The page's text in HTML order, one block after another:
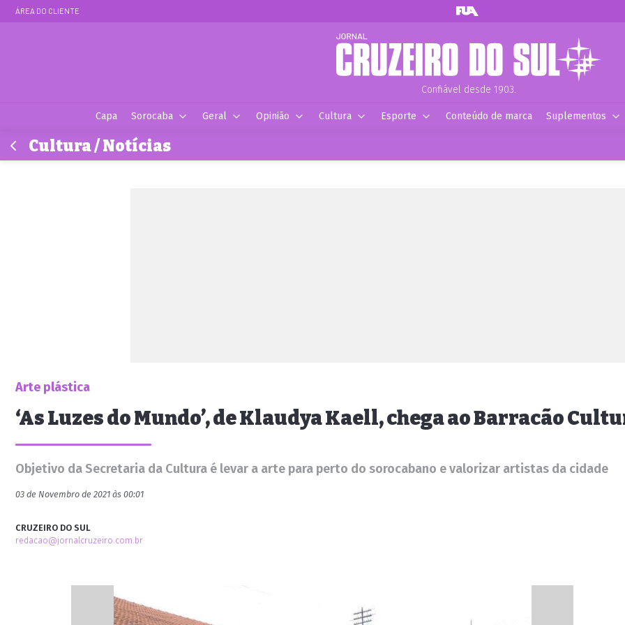
ÁREA DO CLIENTE
Confiável desde 1903.
Capa Sorocaba Geral Opinião Cultura Esporte Conteúdo de marca Suplementos
Cultura / Notícias
Arte plástica
‘As Luzes do Mundo’, de Klaudya Kaell, chega ao Barracão
Objetivo da Secretaria da Cultura é levar a arte para perto do sorocabano e valorizar artistas da cidade
03 de Novembro de 2021 às 00:01
CRUZEIRO DO SUL
redacao@jornalcruzeiro.com.br